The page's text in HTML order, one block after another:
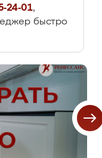
24-01,
быстро